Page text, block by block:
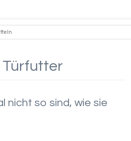
nicht so sind, wie sie